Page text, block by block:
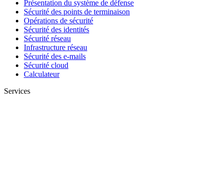
Présentation du système de défense
Sécurité des points de terminaison
Opérations de sécurité
Sécurité des identités
Sécurité réseau
Infrastructure réseau
Sécurité des e-mails
Sécurité cloud
Calculateur
Services